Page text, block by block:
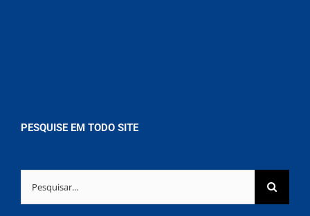
PESQUISE EM TODO SITE